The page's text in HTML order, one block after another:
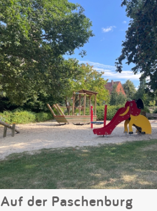
Auf der Paschenburg